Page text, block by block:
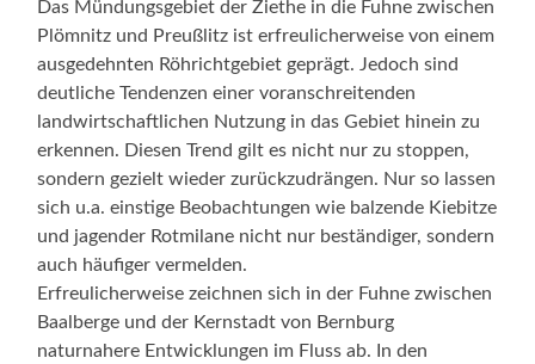
Das Mündungsgebiet der Ziethe in die Fuhne zwischen
Plömnitz und Preußlitz ist erfreulicherweise von einem
ausgedehnten Röhrichtgebiet geprägt. Jedoch sind
deutliche Tendenzen einer voranschreitenden
landwirtschaftlichen Nutzung in das Gebiet hinein zu
erkennen. Diesen Trend gilt es nicht nur zu stoppen,
sondern gezielt wieder zurückzudrängen. Nur so lassen
sich u.a. einstige Beobachtungen wie balzende Kiebitze
und jagender Rotmilane nicht nur beständiger, sondern
auch häufiger vermelden.
Erfreulicherweise zeichnen sich in der Fuhne zwischen
Baalberge und der Kernstadt von Bernburg
naturnahere Entwicklungen im Fluss ab. In den